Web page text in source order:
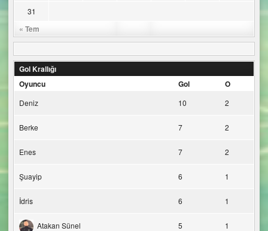
« Tem
31
Gol Krallığı
Oyuncu
Gol O
Deniz 10 2
Berke 7 2
Enes 7 2
Şuayip 6 1
İdris 6 1
Atakan Sünel 5 1